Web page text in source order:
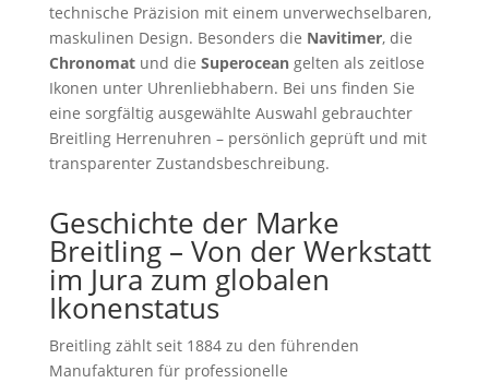
technische Präzision mit einem unverwechselbaren,
maskulinen Design. Besonders die Navitimer, die
Chronomatund die Superoceangelten als zeitlose
Ikonen unter Uhrenliebhabern. Bei uns finden Sie
eine sorgfältig ausgewählte Auswahl gebrauchter
Breitling Herrenuhren – persönlich geprüft und mit
transparenter Zustandsbeschreibung.
Geschichte der Marke
Breitling – Von der Werkstatt
im Jura zum globalen
Ikonenstatus
Breitling zählt seit 1884 zu den führenden
Manufakturen für professionelle